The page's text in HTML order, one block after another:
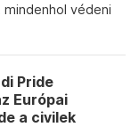
védeni
Pride
Európai
a civilek